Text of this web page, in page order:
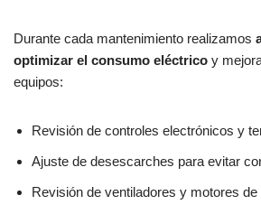
Durante cada mantenimiento realizamos
optimizar el consumo eléctrico y
equipos:
Revisión de controles electrónicos y
Ajuste de desescarches para evitar
Revisión de ventiladores y motores de